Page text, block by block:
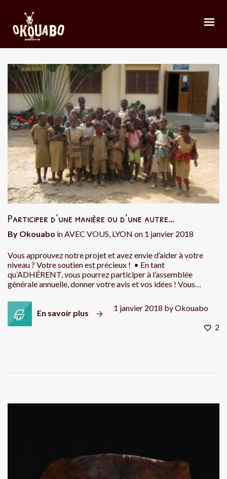
Participer d’une manière ou d’une autre…
By Okouabo in AVEC VOUS LYON on 1 janvier 2018
Vous approuvez notre projet et avez envie d’aider à votre
niveau ? Votre soutien est précieux ! • En tant
qu’ADHÉRENT, vous pourrez participer à l’assemblée
générale annuelle, donner votre avis et vos idées ! Vous…
En savoir plus
1 janvier 2018 byOkouabo
2